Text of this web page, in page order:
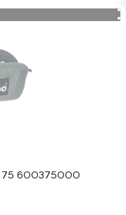
75 600375000